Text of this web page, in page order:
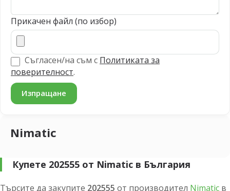
Прикачен файл (по избор)
Съгласен/на съм с Политиката за
поверителност.
Nimatic
Купете 202555 от Nimatic в България
Търсите да закупите 202555 от производител Nimatic в